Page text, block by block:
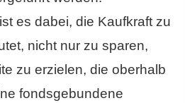
es dabei, die Kaufkraft zu
nicht nur zu sparen,
zu erzielen, die oberhalb
fondsgebundene